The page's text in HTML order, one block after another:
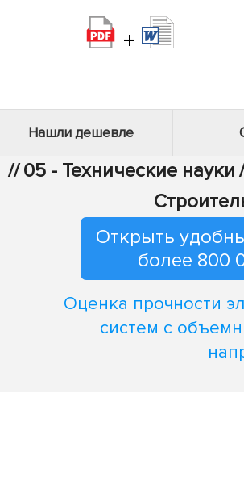
+
Нашли дешевле
// 05 - Технические науки
Открыть
более 800
Оценка прочности
систем с